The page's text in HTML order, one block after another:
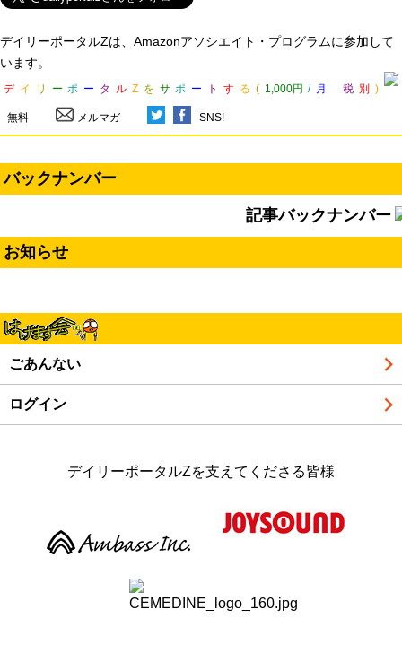
デイリーポータルZは、Amazonアソシエイト・プログラムに参加して
います。
デ イ リ ー ポ ー タ ル Z を サ ポ ー ト す る ( 1,000円 / 月 税 別 )
無料 メルマガ SNS!
バックナンバー
記事バックナンバー
お知らせ
ごあんない
ログイン
デイリーポータルZを支えてくださる皆様